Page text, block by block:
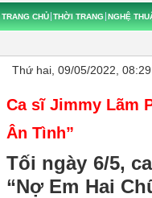
TRANG CHỦ THỜI TRANG NGHỆ
Thứ hai, 09/05/2022,
Ca sĩ Jimmy Lãm
Ân Tình”
Tối ngày 6/5,
“Nợ Em Hai